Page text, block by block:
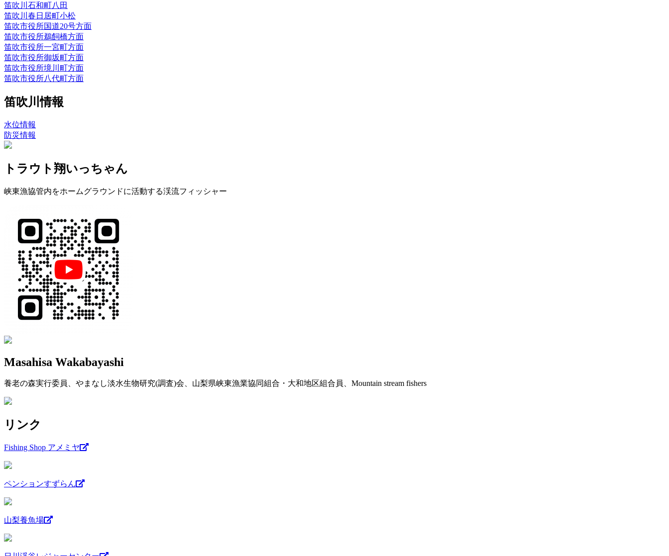
笛吹川石和町八田
笛吹川春日居町小松
笛吹市役所国道20号方面
笛吹市役所鵜飼橋方面
笛吹市役所一宮町方面
笛吹市役所御坂町方面
笛吹市役所境川町方面
笛吹市役所八代町方面
笛吹川情報
水位情報
防災情報
トラウト翔いっちゃん
峡東漁協管内をホームグラウンドに活動する渓流フィッシャー
Masahisa Wakabayashi
養老の森実行委員、やまなし淡水生物研究(調査)会、山梨県峡東漁業協同組合・大和地区組合員、Mountain stream fishers
リンク
Fishing Shop アメミヤ
ペンションすずらん
山梨養魚場